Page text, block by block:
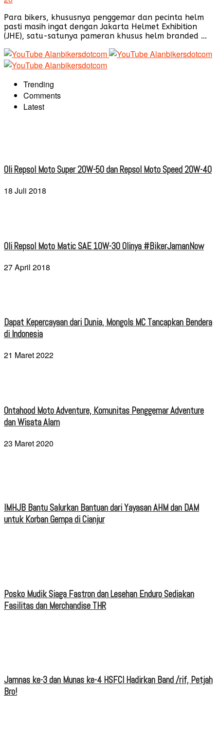
Para bikers, khususnya penggemar dan pecinta helm
pasti masih ingat dengan Jakarta Helmet Exhibition
(JHE), satu-satunya pameran khusus helm branded ...
Trending
Comments
Latest
Oli Repsol Moto Super 20W-50 dan Repsol Moto Speed 20W-40
18 Juli 2018
Oli Repsol Moto Matic SAE 10W-30 Olinya #BikerJamanNow
27 April 2018
Dapat Kepercayaan dari Dunia, Mongols MC Tancapkan Bendera
di Indonesia
21 Maret 2022
Ontahood Moto Adventure, Komunitas Penggemar Adventure
dan Wisata Alam
23 Maret 2020
IMHJB Bantu Salurkan Bantuan dari Yayasan AHM dan DAM
untuk Korban Gempa di Cianjur
Posko Mudik Siaga Fastron dan Lesehan Enduro Sediakan
Fasilitas dan Merchandise THR
Jamnas ke-3 dan Munas ke-4 HSFCI Hadirkan Band /rif, Petjah
Bro!